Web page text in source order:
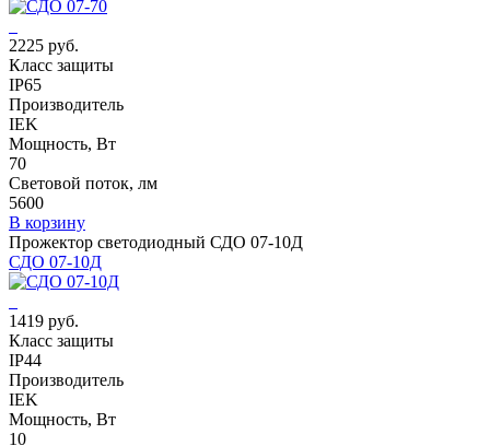
2225 руб.
Класс защиты
IP65
Производитель
IEK
Мощность, Вт
70
Световой поток, лм
5600
В корзину
Прожектор светодиодный СДО 07-10Д
СДО 07-10Д
1419 руб.
Класс защиты
IP44
Производитель
IEK
Мощность, Вт
10